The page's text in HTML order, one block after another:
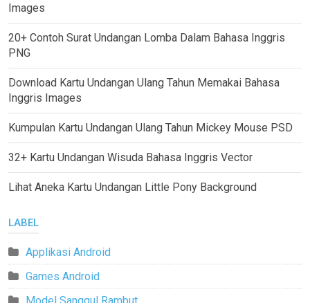
Images
20+ Contoh Surat Undangan Lomba Dalam Bahasa Inggris
PNG
Download Kartu Undangan Ulang Tahun Memakai Bahasa
Inggris Images
Kumpulan Kartu Undangan Ulang Tahun Mickey Mouse PSD
32+ Kartu Undangan Wisuda Bahasa Inggris Vector
Lihat Aneka Kartu Undangan Little Pony Background
LABEL
Applikasi Android
Games Android
Model Sanggul Rambut